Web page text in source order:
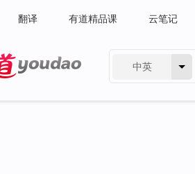
翻译 有道精品课 云笔记
中英